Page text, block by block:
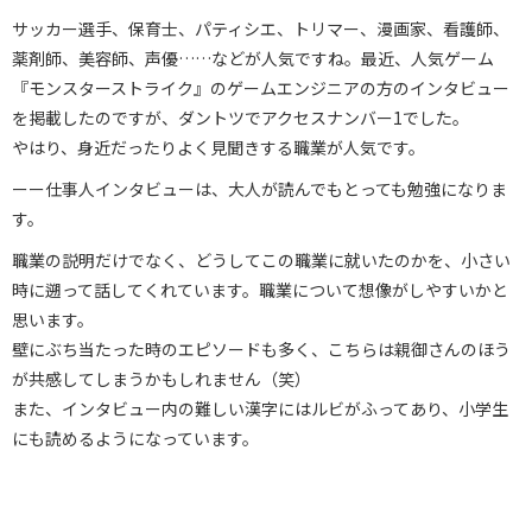
サッカー選手、保育士、パティシエ、トリマー、漫画家、看護師、
薬剤師、美容師、声優……などが人気ですね。最近、人気ゲーム
『モンスターストライク』のゲームエンジニアの方のインタビュー
を掲載したのですが、ダントツでアクセスナンバー1でした。
やはり、身近だったりよく見聞きする職業が人気です。
ーー仕事人インタビューは、大人が読んでもとっても勉強になりま
す。
職業の説明だけでなく、どうしてこの職業に就いたのかを、小さい
時に遡って話してくれています。職業について想像がしやすいかと
思います。
壁にぶち当たった時のエピソードも多く、こちらは親御さんのほう
が共感してしまうかもしれません（笑）
また、インタビュー内の難しい漢字にはルビがふってあり、小学生
にも読めるようになっています。